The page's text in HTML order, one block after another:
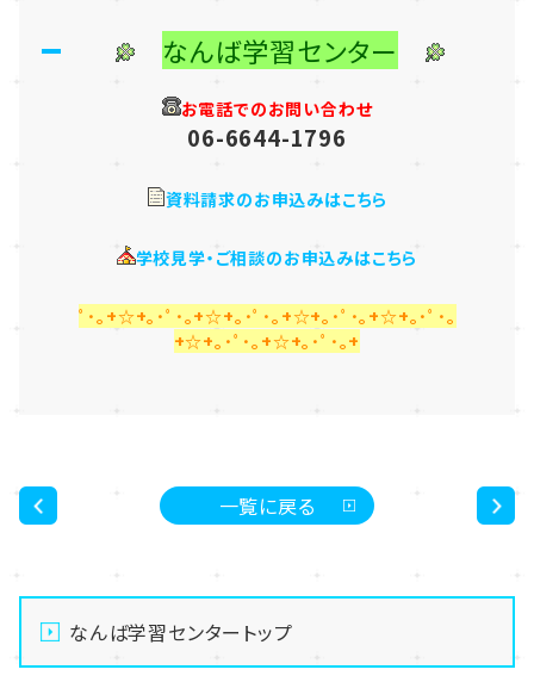
なんば学習センター
お電話でのお問い合わせ
06-6644-1796
資料請求のお申込みはこちら
学校見学・ご相談のお申込みはこちら
ﾟ･｡+☆+｡･ﾟ･｡+☆+｡･ﾟ･｡+☆+｡･ﾟ･｡+☆+｡･ﾟ･｡
+☆+｡･ﾟ･｡+☆+｡･ﾟ･｡+
一覧に戻る
なんば学習センタートップ